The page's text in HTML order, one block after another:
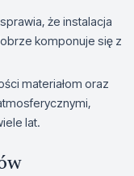
że instalacja
komponuje się z
materiałom oraz
lat.